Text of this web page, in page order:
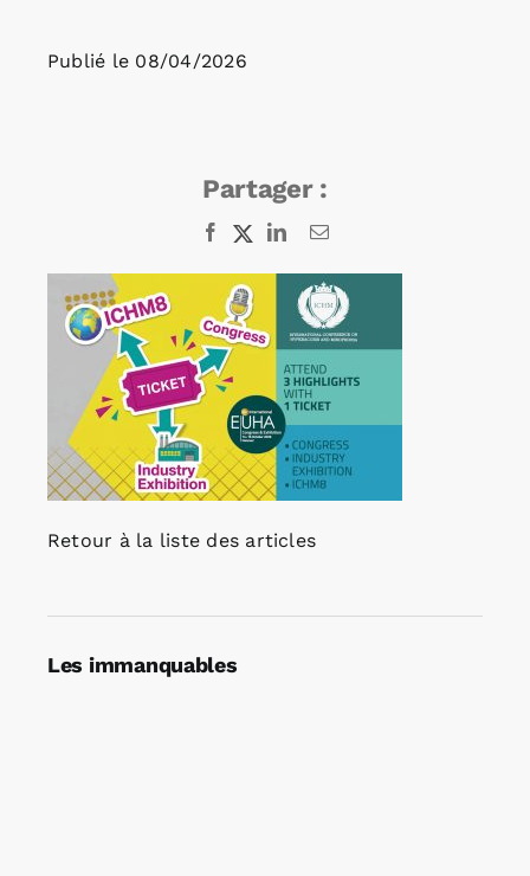
Rechercher:
Publié le 08/04/2026
Partager :
Facebook
X LinkedInEmail
Retour à la liste des articles
Les immanquables